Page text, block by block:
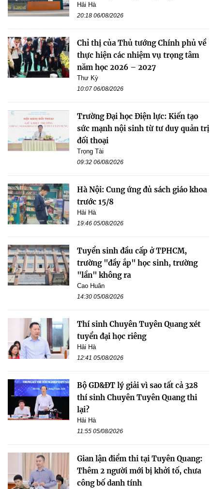
Hải Hà
20:18 06/08/2026
Chỉ thị của Thủ tướng Chính phủ về
thực hiện các nhiệm vụ trọng tâm
năm học 2026 – 2027
Thư Kỳ
10:07 06/08/2026
Trường Đại học Điện lực: Kiến tạo
sức mạnh nội sinh từ tư duy quản trị
đối thoại
Trọng Tài
09:32 06/08/2026
Hà Nội: Cung ứng đủ sách giáo khoa
trước 15/8
Hải Hà
19:46 05/08/2026
Tuyển sinh đầu cấp ở TPHCM,
trường "đầy ắp" học sinh, trường
"lần" không ra
Cao Huân
14:30 05/08/2026
Thí sinh Chuyên Tuyên Quang xét
tuyển đại học riêng
Hải Hà
12:41 05/08/2026
Bộ GD&ĐT lý giải vì sao tất cả 328
thí sinh Chuyên Tuyên Quang thi
lại?
Hải Hà
11:55 05/08/2026
Gian lận điểm thi tại Tuyên Quang:
Thêm 2 người mới bị khởi tố, chưa
công bố danh tính